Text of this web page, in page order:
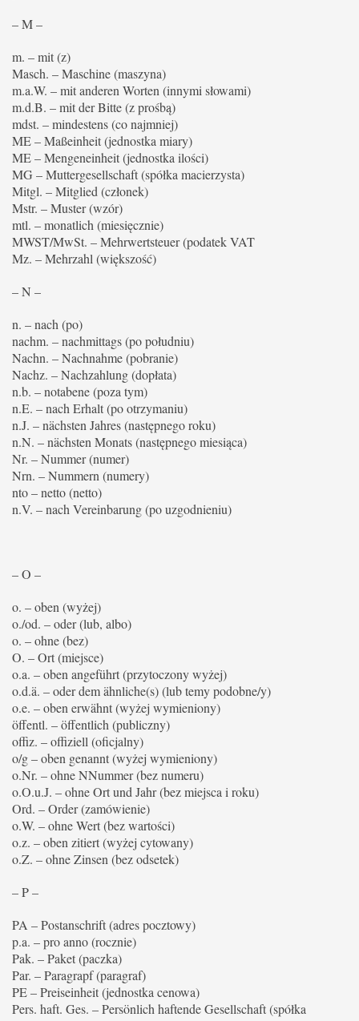
– M –
m. – mit (z)
Masch. – Maschine (maszyna)
m.a.W. – mit anderen Worten (innymi słowami)
m.d.B. – mit der Bitte (z prośbą)
mdst. – mindestens (co najmniej)
ME – Maßeinheit (jednostka miary)
ME – Mengeneinheit (jednostka ilości)
MG – Muttergesellschaft (spółka macierzysta)
Mitgl. – Mitglied (członek)
Mstr. – Muster (wzór)
mtl. – monatlich (miesięcznie)
MWST/MwSt. – Mehrwertsteuer (podatek VAT
Mz. – Mehrzahl (większość)
– N –
n. – nach (po)
nachm. – nachmittags (po południu)
Nachn. – Nachnahme (pobranie)
Nachz. – Nachzahlung (dopłata)
n.b. – notabene (poza tym)
n.E. – nach Erhalt (po otrzymaniu)
n.J. – nächsten Jahres (następnego roku)
n.N. – nächsten Monats (następnego miesiąca)
Nr. – Nummer (numer)
Nrn. – Nummern (numery)
nto – netto (netto)
n.V. – nach Vereinbarung (po uzgodnieniu)
– O –
o. – oben (wyżej)
o./od. – oder (lub, albo)
o. – ohne (bez)
O. – Ort (miejsce)
o.a. – oben angeführt (przytoczony wyżej)
o.d.ä. – oder dem ähnliche(s) (lub temy podobne/y)
o.e. – oben erwähnt (wyżej wymieniony)
öffentl. – öffentlich (publiczny)
offiz. – offiziell (oficjalny)
o/g – oben genannt (wyżej wymieniony)
o.Nr. – ohne NNummer (bez numeru)
o.O.u.J. – ohne Ort und Jahr (bez miejsca i roku)
Ord. – Order (zamówienie)
o.W. – ohne Wert (bez wartości)
o.z. – oben zitiert (wyżej cytowany)
o.Z. – ohne Zinsen (bez odsetek)
– P –
PA – Postanschrift (adres pocztowy)
p.a. – pro anno (rocznie)
Pak. – Paket (paczka)
Par. – Paragrapf (paragraf)
PE – Preiseinheit (jednostka cenowa)
Pers. haft. Ges. – Persönlich haftende Gesellschaft (spółka